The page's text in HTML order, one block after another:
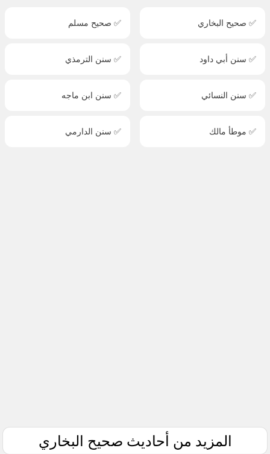
✅ صحيح البخاري ✅ صحيح مسلم
✅ سنن أبي داود ✅ سنن الترمذي
✅ سنن النسائي ✅ سنن ابن ماجه
✅ موطأ مالك ✅ سنن الدارمي
المزيد من أحاديث صحيح البخاري